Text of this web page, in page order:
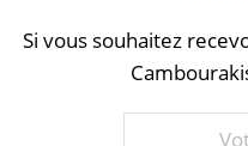
Si vous souhaitez